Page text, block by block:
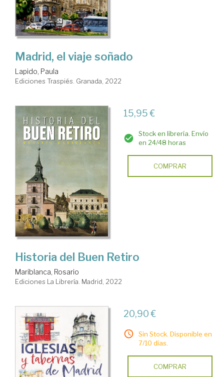
Madrid, el viaje soñado
Lapido, Paula
Ediciones Traspiés. Granada, 2022
15,95 €
Stock en librería. Envío
en 24/48 horas
COMPRAR
Historia del Buen Retiro
Mariblanca, Rosario
Ediciones La Librería. Madrid, 2022
20,90 €
Sin Stock. Disponible en
7/10 días.
COMPRAR